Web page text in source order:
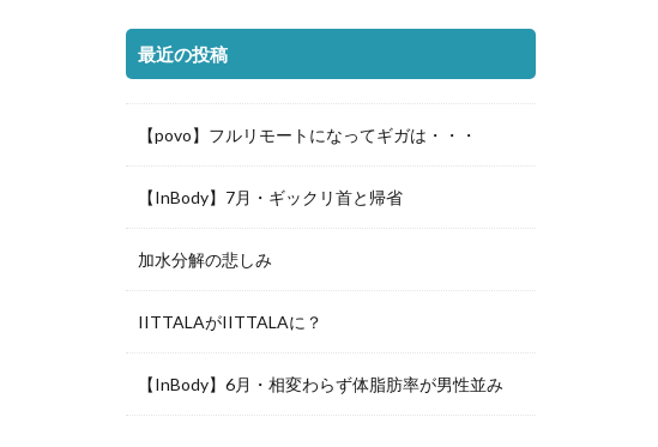
最近の投稿
【povo】フルリモートになってギガは・・・
【InBody】7月・ギックリ首と帰省
加水分解の悲しみ
IITTALAがIITTALAに？
【InBody】6月・相変わらず体脂肪率が男性並み